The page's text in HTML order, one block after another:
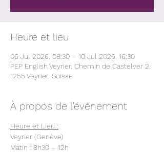
Heure et lieu
06 Jul 2026, 08:30 – 10 Jul 2026, 16:30
PEP English Veyrier, Chemin de Castelver 2,
1255 Veyrier, Suisse
À propos de l'événement
Heure et Lieu :
Veyrier (Genève)
Matin : 8h30 – 12h